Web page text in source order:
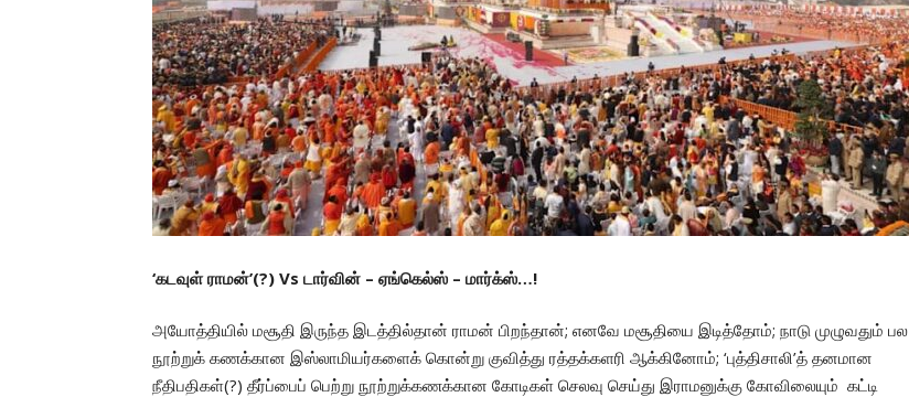
‘கடவுள் ராமன்’(?) Vs டார்வின் – ஏங்கெல்ஸ் – மார்க்ஸ்…!
அயோத்தியில் மசூதி இருந்த இடத்தில்தான் ராமன் பிறந்தான்; எனவே மசூதியை இடித்தோம்; நாடு முழுவதும் பல
நூற்றுக் கணக்கான இஸ்லாமியர்களைக் கொன்று குவித்து ரத்தக்களரி ஆக்கினோம்; ‘புத்திசாலி’த் தனமான
நீதிபதிகள்(?) தீர்ப்பைப் பெற்று நூற்றுக்கணக்கான கோடிகள் செலவு செய்து இராமனுக்கு கோவிலையும் கட்டி